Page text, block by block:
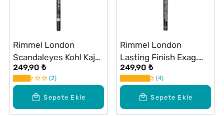
Sepete Ekle
Rimmel London
Scandaleyes Kohl Kajal
Göz Kalemi Siyah
249,90 ₺
2
Sepete Ekle
Rimmel London
Lasting Finish Exag.
Auto Dudak Kalemi
Epic
249,90 ₺
4